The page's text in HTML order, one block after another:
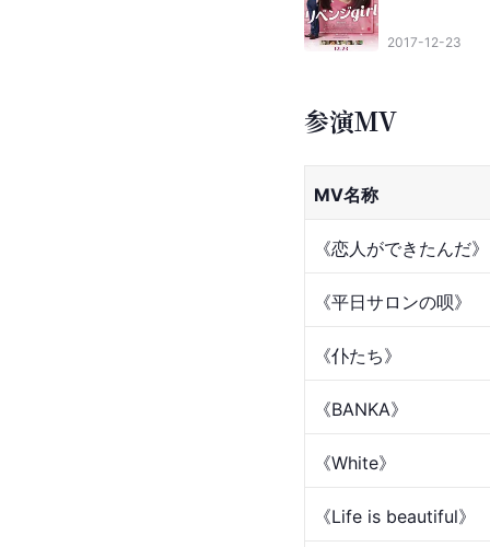
2017-12-23
参演MV
MV名称
《恋人ができたんだ》
《平日サロンの呗》
《仆たち》
《BANKA》
《White》
《Life is beautiful》